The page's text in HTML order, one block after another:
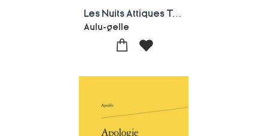
Les Nuits Attiques Tome 1 : Livres I-v
Aulu-gelle